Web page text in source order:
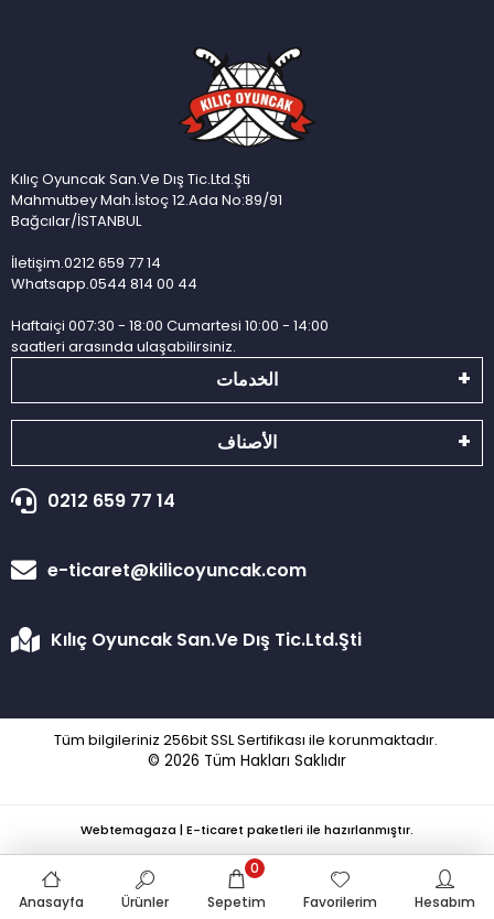
Kılıç Oyuncak San.Ve Dış Tic.Ltd.Şti
Mahmutbey Mah.İstoç 12.Ada No:89/91
Bağcılar/İSTANBUL
İletişim.0212 659 77 14
Whatsapp.0544 814 00 44
Haftaiçi 007:30 - 18:00 Cumartesi 10:00 - 14:00
saatleri arasında ulaşabilirsiniz.
الخدمات
الأصناف
0212 659 77 14
e-ticaret@kilicoyuncak.com
Kılıç Oyuncak San.Ve Dış Tic.Ltd.Şti
Tüm bilgileriniz 256bit SSL Sertifikası ile korunmaktadır.
© 2026 Tüm Hakları Saklıdır
Anasayfa Ürünler Sepetim
0
Favorilerim
Hesabım
Webtemagaza | E-ticaret paketleri ile hazırlanmıştır.